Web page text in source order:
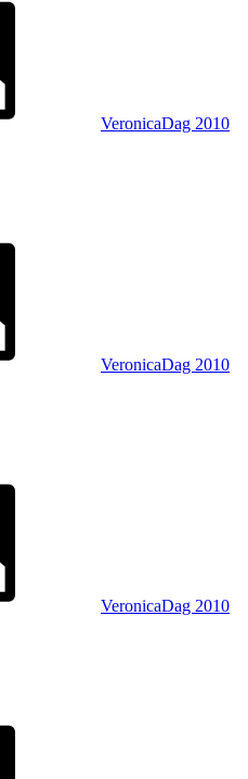
VeronicaDag 2010
VeronicaDag 2010
VeronicaDag 2010